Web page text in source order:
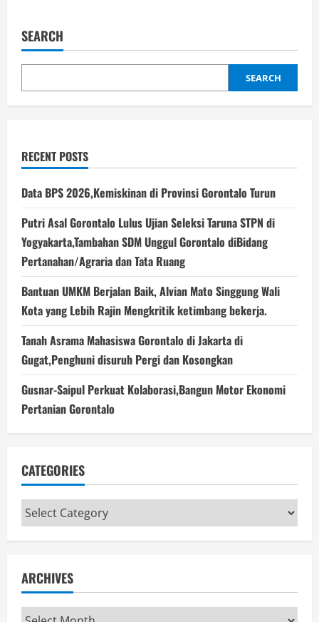
Turun
Langsung
Penuh
SEARCH
SEARCH
RECENT POSTS
Data BPS 2026,Kemiskinan di Provinsi Gorontalo Turun
Putri Asal Gorontalo Lulus Ujian Seleksi Taruna STPN di
Yogyakarta,Tambahan SDM Unggul Gorontalo diBidang
Pertanahan/Agraria dan Tata Ruang
Bantuan UMKM Berjalan Baik, Alvian Mato Singgung Wali
Kota yang Lebih Rajin Mengkritik ketimbang bekerja.
Tanah Asrama Mahasiswa Gorontalo di Jakarta di
Gugat,Penghuni disuruh Pergi dan Kosongkan
Gusnar-Saipul Perkuat Kolaborasi,Bangun Motor Ekonomi
Pertanian Gorontalo
CATEGORIES
Categories
ARCHIVES
Archives